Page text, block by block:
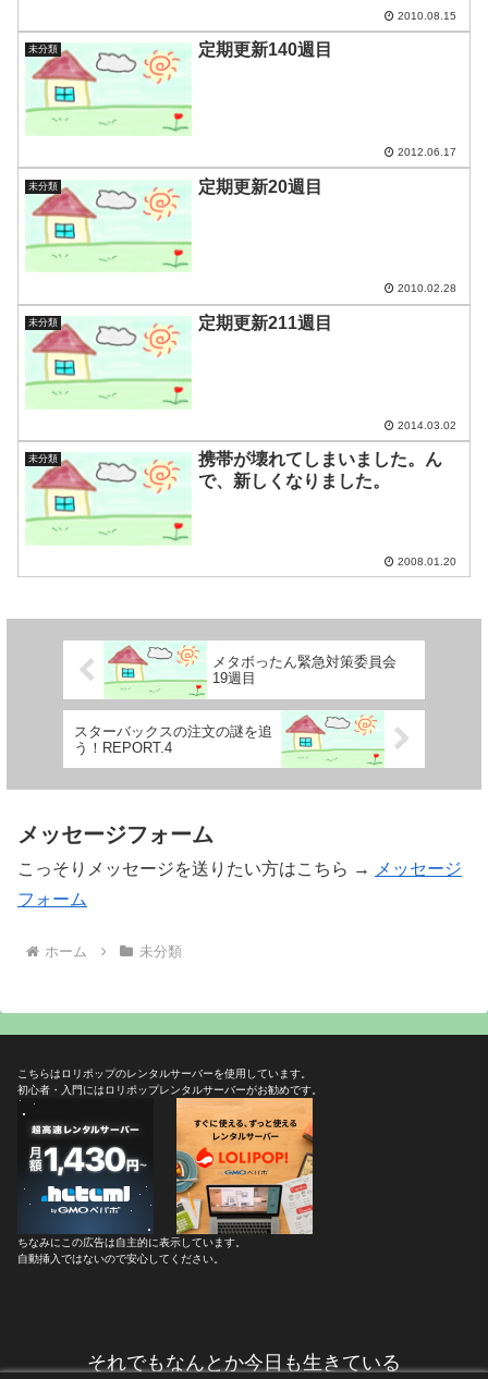
2010.08.15
未分類 定期更新140週目
2012.06.17
未分類 定期更新20週目
2010.02.28
未分類 定期更新211週目
2014.03.02
未分類
携帯が壊れてしまいました。ん
で、新しくなりました。
2008.01.20
メタボったん緊急対策委員会
19週目
スターバックスの注文の謎を追
う！REPORT.4
メッセージフォーム
こっそりメッセージを送りたい方はこちら →
メッセージ
フォーム
ホーム 未分類
こちらはロリポップのレンタルサーバーを使用しています。
初心者・入門にはロリポップレンタルサーバーがお勧めです。
ちなみにこの広告は自主的に表示しています。
自動挿入ではないので安心してください。
それでもなんとか今日も生きている